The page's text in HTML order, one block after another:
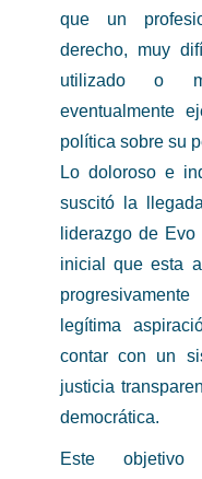
que un
derecho, muy
utilizado o
eventualmente
política sobre su
Lo doloroso e
suscitó la
liderazgo de
inicial que esta
legítima
contar con un
justicia
democrática.
Este